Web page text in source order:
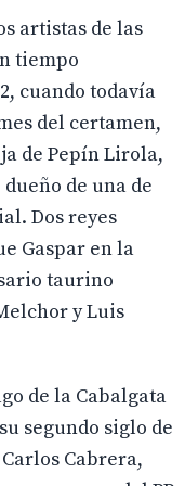
artistas de las
tiempo
cuando todavía
del certamen,
de Pepín Lirola,
de una de
Dos reyes
Gaspar en la
taurino
y Luis
de la Cabalgata
segundo siglo de
Cabrera,